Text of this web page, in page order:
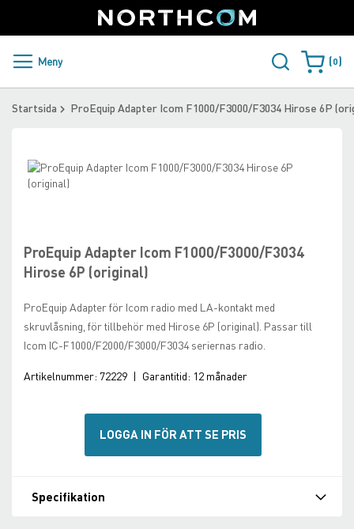
to
Content
Sweden
PRODUKTER OCH LÖSNINGAR
ÅTERFÖRSÄLJARE
LADDA NER
Meny Varukorgen
0
Startsida ProEquip Adapter Icom F1000/F3000/F3034 Hirose 6P
ProEquip Adapter Icom F1000/F3000/F3034
Hirose 6P (original)
ProEquip Adapter för Icom radio med LA-kontakt med
skruvlåsning, för tillbehör med Hirose 6P (original). Passar till
Icom IC-F1000/F2000/F3000/F3034 seriernas radio.
Artikelnummer: 72229 | Garantitid: 12 månader
LOGGA IN FÖR ATT SE PRIS
Skip
to
the
images
gallery
beginning
of
the
gallery
Specifikation